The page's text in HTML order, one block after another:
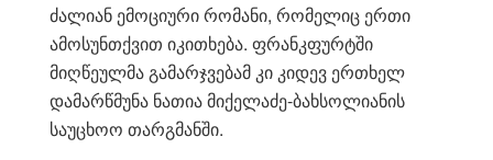
ძალიან ემოციური რომანი, რომელიც ერთი
ამოსუნთქვით იკითხება. ფრანკფურტში
მიღწეულმა გამარჯვებამ კი კიდევ ერთხელ
დამარწმუნა ნათია მიქელაძე-ბახსოლიანის
საუცხოო თარგმანში.